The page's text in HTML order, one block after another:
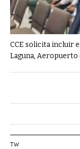
CCE solicita incluir
Laguna, Aeropuerto
TW